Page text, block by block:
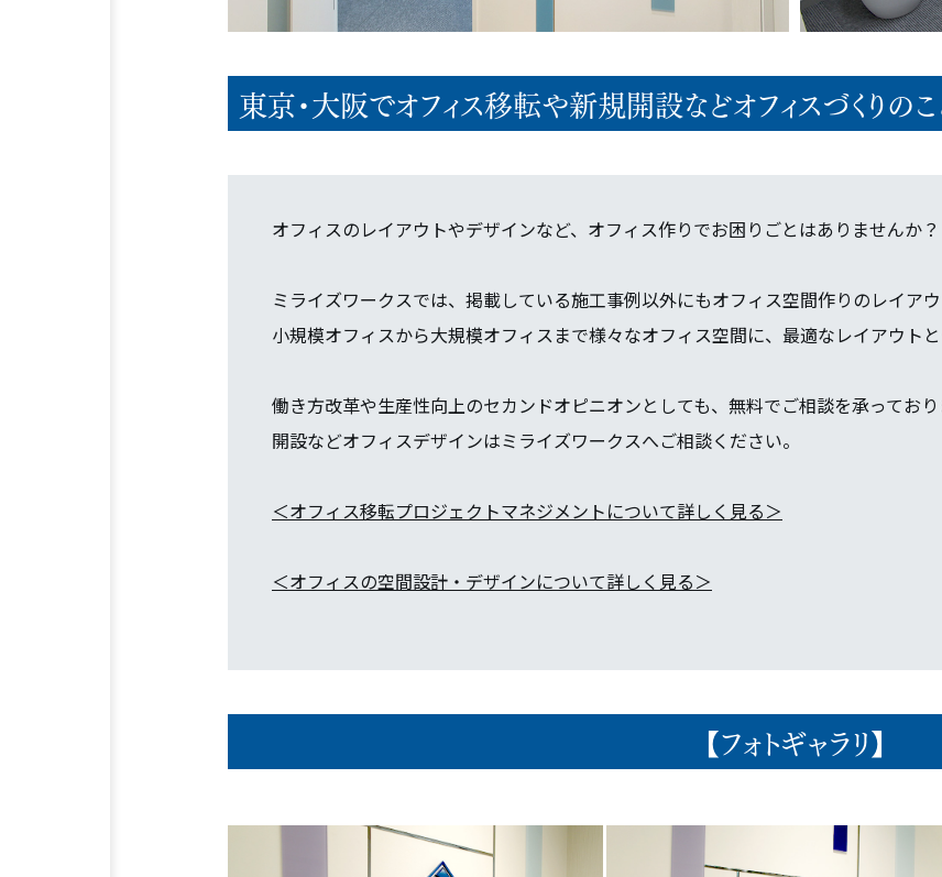
東京・大阪でオフィス移転や新規開設などオフィスづくりのこ
オフィスのレイアウトやデザインなど、オフィス作りでお困りごとはありませんか？
ミライズワークスでは、掲載している施工事例以外にもオフィス空間作りのレイア
小規模オフィスから大規模オフィスまで様々なオフィス空間に、最適なレイアウトと
働き方改革や生産性向上のセカンドオピニオンとしても、無料でご相談を承ってお
開設などオフィスデザインはミライズワークスへご相談ください。
＜オフィス移転プロジェクトマネジメントについて詳しく見る＞
＜オフィスの空間設計・デザインについて詳しく見る＞
【フォトギャラリ】